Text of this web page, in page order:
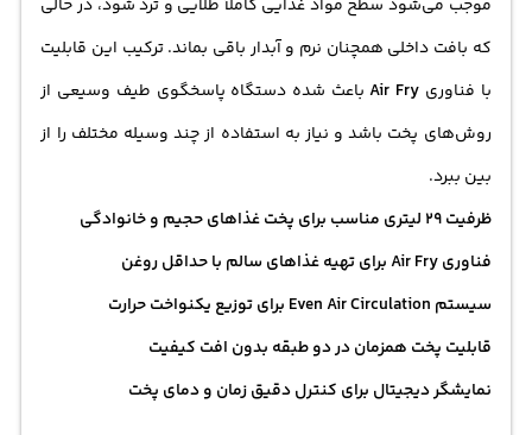
موجب می‌شود سطح مواد غذایی کاملاً طلایی و ترد شود، در حالی
که بافت داخلی همچنان نرم و آبدار باقی بماند. ترکیب این قابلیت
با فناوری Air Fryباعث شده دستگاه پاسخگوی طیف وسیعی از
روش‌های پخت باشد و نیاز به استفاده از چند وسیله مختلف را از
بین ببرد.
ظرفیت 29 لیتری مناسب برای پخت غذاهای حجیم و خانوادگی
فناوری Air Fry برای تهیه غذاهای سالم با حداقل روغن
سیستم Even Air Circulation برای توزیع یکنواخت حرارت
قابلیت پخت همزمان در دو طبقه بدون افت کیفیت
نمایشگر دیجیتال برای کنترل دقیق زمان و دمای پخت